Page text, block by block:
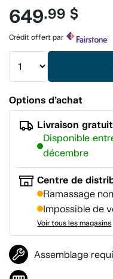
pour
ce
produit.
Lien
vers
page.
649.99 $
Crédit offert par
Options d’achat
Livraison
Disponible
décembre
Centre de
Ramassage
Impossible de
Voir tous les magasins
Assemblage